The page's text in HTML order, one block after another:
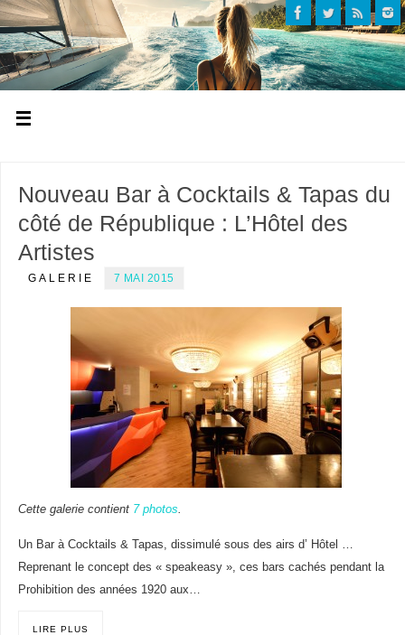
Nouveau Bar à Cocktails & Tapas du
côté de République : L’Hôtel des
Artistes
GALERIE 7 MAI 2015
Cette galerie contient 7 photos.
Un Bar à Cocktails & Tapas, dissimulé sous des airs d’ Hôtel …
Reprenant le concept des « speakeasy », ces bars cachés pendant la
Prohibition des années 1920 aux…
LIRE PLUS